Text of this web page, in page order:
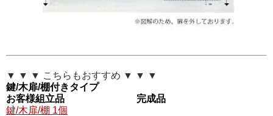
▼ ▼ ▼ こちらもおすすめ ▼ ▼ ▼
鍵/木扉/棚付きタイプ
お客様組立品
完成品
鍵/木扉/棚 1個